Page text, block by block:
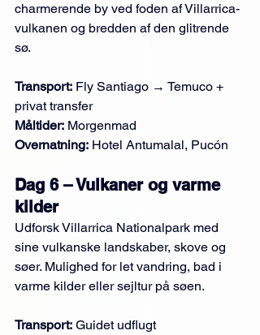
charmerende by ved foden af Villarrica-
vulkanen og bredden af den glitrende
sø.
Transport: Fly Santiago → Temuco +
privat transfer
Måltider: Morgenmad
Overnatning: Hotel Antumalal, Pucón
Dag 6 – Vulkaner og varme
kilder
Udforsk Villarrica Nationalpark med
sine vulkanske landskaber, skove og
søer. Mulighed for let vandring, bad i
varme kilder eller sejltur på søen.
Transport: Guidet udflugt